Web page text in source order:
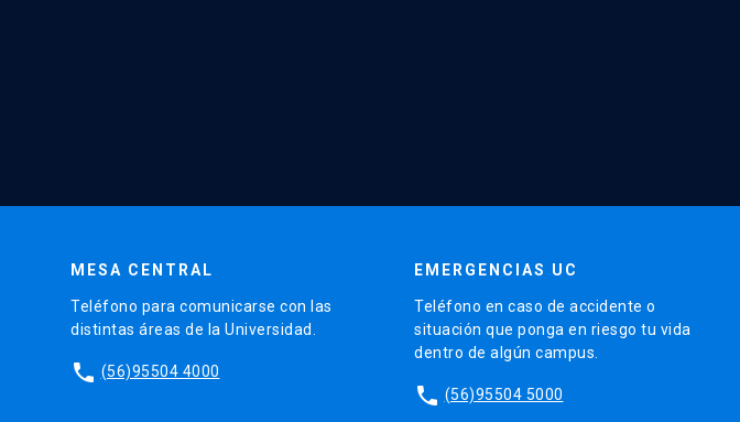
MESA CENTRAL
Teléfono para comunicarse con las
distintas áreas de la Universidad.
phone (56)95504 4000
EMERGENCIAS UC
Teléfono en caso de accidente o
situación que ponga en riesgo tu vida
dentro de algún campus.
phone (56)95504 5000